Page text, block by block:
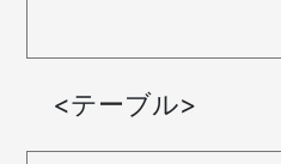
<テーブル>